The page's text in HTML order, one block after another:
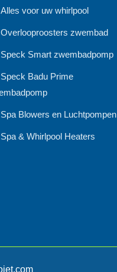
Alles voor uw whirlpool
Overlooproosters zwembad
Speck Smart zwembadpomp
Speck Badu Prime
Spa Blowers en Luchtpompen
Spa & Whirlpool Heaters